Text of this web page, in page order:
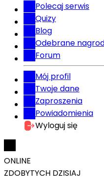
Polecaj serwis
Quizy
Blog
Odebrane
Forum
Mój profil
Twoje dane
Zaproszenia
Powiadomienia
Wyloguj się
ONLINE
ZDOBYTYCH DZISIAJ